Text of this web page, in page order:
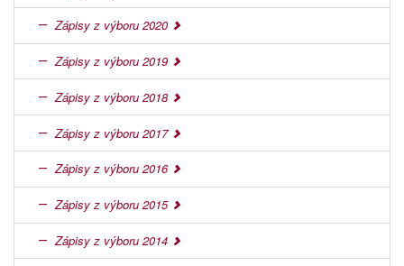
Zápisy z výboru 2020
Zápisy z výboru 2019
Zápisy z výboru 2018
Zápisy z výboru 2017
Zápisy z výboru 2016
Zápisy z výboru 2015
Zápisy z výboru 2014